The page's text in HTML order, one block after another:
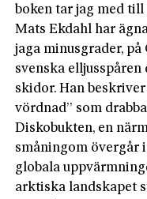
boken tar jag med till
Mats Ekdahl har
jaga minusgrader, på
svenska
skidor. Han
vördnad” som
Diskobukten, en
småningom övergår
globala
arktiska landskapet